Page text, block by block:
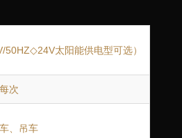
50HZ◇24V太阳能供电型可选）
次
、吊车